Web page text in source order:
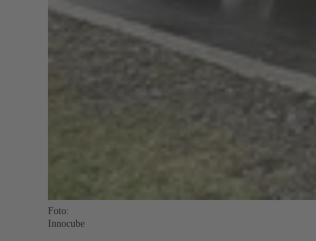
Foto:
Innocube